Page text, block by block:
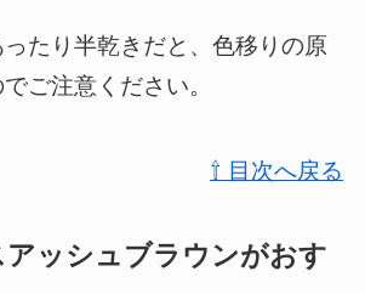
たり半乾きだと、色移りの原
ご注意ください。
⇧ 目次へ戻る
ッシュブラウンがおす